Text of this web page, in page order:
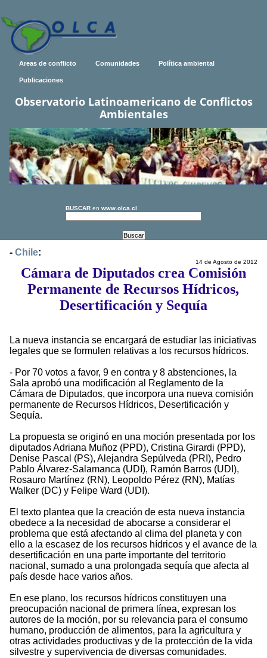
Areas de conflicto Comunidades Política ambiental
Publicaciones
Observatorio Latinoamericano de Conflictos
Ambientales
BUSCAR en www.olca.cl
- Chile:
14 de Agosto de 2012
Cámara de Diputados crea Comisión
Permanente de Recursos Hídricos,
Desertificación y Sequía
La nueva instancia se encargará de estudiar las iniciativas
legales que se formulen relativas a los recursos hídricos.
- Por 70 votos a favor, 9 en contra y 8 abstenciones, la
Sala aprobó una modificación al Reglamento de la
Cámara de Diputados, que incorpora una nueva comisión
permanente de Recursos Hídricos, Desertificación y
Sequía.
La propuesta se originó en una moción presentada por los
diputados Adriana Muñoz (PPD), Cristina Girardi (PPD),
Denise Pascal (PS), Alejandra Sepúlveda (PRI), Pedro
Pablo Álvarez-Salamanca (UDI), Ramón Barros (UDI),
Rosauro Martínez (RN), Leopoldo Pérez (RN), Matías
Walker (DC) y Felipe Ward (UDI).
El texto plantea que la creación de esta nueva instancia
obedece a la necesidad de abocarse a considerar el
problema que está afectando al clima del planeta y con
ello a la escasez de los recursos hídricos y el avance de la
desertificación en una parte importante del territorio
nacional, sumado a una prolongada sequía que afecta al
país desde hace varios años.
En ese plano, los recursos hídricos constituyen una
preocupación nacional de primera línea, expresan los
autores de la moción, por su relevancia para el consumo
humano, producción de alimentos, para la agricultura y
otras actividades productivas y de la protección de la vida
silvestre y supervivencia de diversas comunidades.